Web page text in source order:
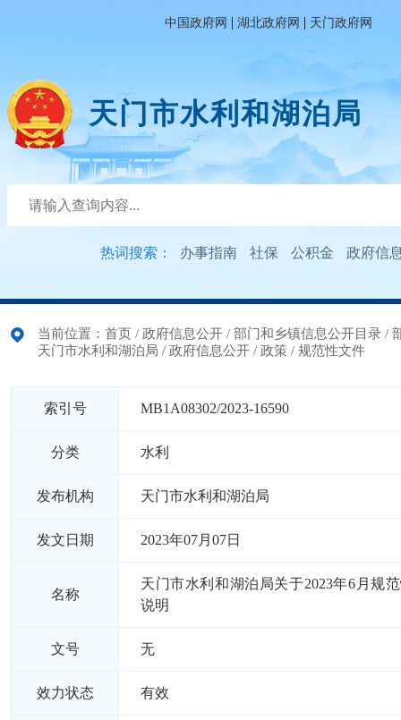
中国政府网 | 湖北政府网 | 天门政府网
天门市水利和湖泊局
热词搜索： 办事指南 社保 公积金 政府信
当前位置： 首页 / 政府信息公开 / 部门和乡镇信息公开目录 /
天门市水利和湖泊局 / 政府信息公开 / 政策 / 规范性文件
索引号 MB1A08302/2023-16590
分类 水利
发布机构 天门市水利和湖泊局
发文日期 2023年07月07日
名称
天门市水利和湖泊局关于2023年6月规
说明
文号 无
效力状态 有效